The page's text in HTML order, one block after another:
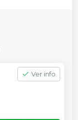
Ver info